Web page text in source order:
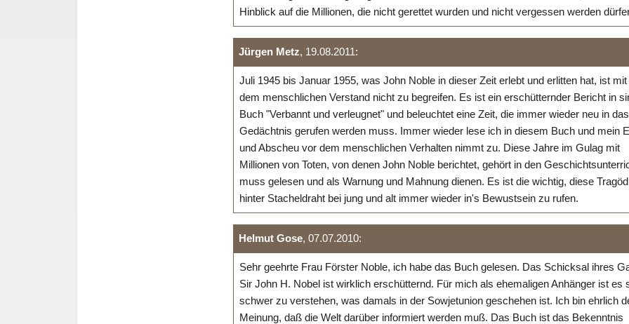
Hinblick auf die Millionen, die nicht gerettet wurden und nicht vergessen werden
Jürgen Metz, 19.08.2011:
Juli 1945 bis Januar 1955, was John Noble in dieser Zeit erlebt und erlitten hat, ist mit
dem menschlichen Verstand nicht zu begreifen. Es ist ein erschütternder Bericht in
Buch "Verbannt und verleugnet" und beleuchtet eine Zeit, die immer wieder neu in das
Gedächtnis gerufen werden muss. Immer wieder lese ich in diesem Buch und mein
und Abscheu vor dem menschlichen Verhalten nimmt zu. Diese Jahre im Gulag mit
Millionen von Toten, von denen John Noble berichtet, gehört in den
muss gelesen und als Warnung und Mahnung dienen. Es ist die wichtig, diese
hinter Stacheldraht bei jung und alt immer wieder in's Bewustsein zu rufen.
Helmut Gose, 07.07.2010:
Sehr geehrte Frau Förster Noble, ich habe das Buch gelesen. Das Schicksal ihres
Sir John H. Nobel ist wirklich erschütternd. Für mich als ehemaligen Anhänger ist es
schwer zu verstehen, was damals in der Sowjetunion geschehen ist. Ich bin ehrlich
Meinung, daß die Welt darüber informiert werden muß. Das Buch ist das Bekenntnis